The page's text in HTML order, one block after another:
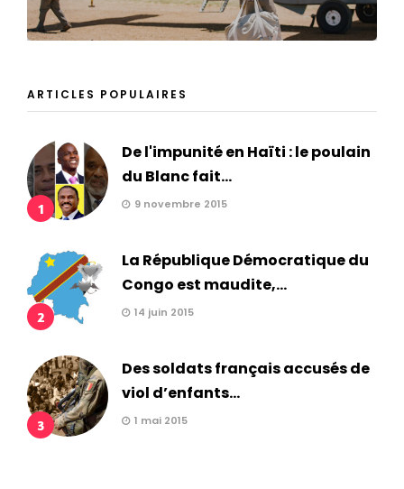
ARTICLES POPULAIRES
1
De l'impunité en Haïti : le poulain
du Blanc fait...
9 novembre 2015
2
La République Démocratique du
Congo est maudite,...
14 juin 2015
3
Des soldats français accusés de
viol d’enfants...
1 mai 2015